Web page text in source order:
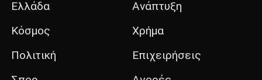
Ελλάδα
Κόσμος
Πολιτική
Ανάπτυξη
Χρήμα
Επιχειρήσεις